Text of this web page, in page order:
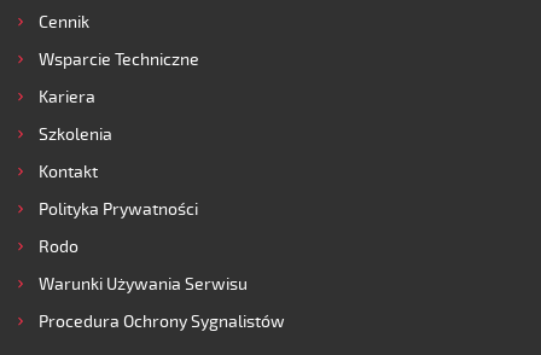
Cennik
Wsparcie Techniczne
Kariera
Szkolenia
Kontakt
Polityka Prywatności
Rodo
Warunki Używania Serwisu
Procedura Ochrony Sygnalistów